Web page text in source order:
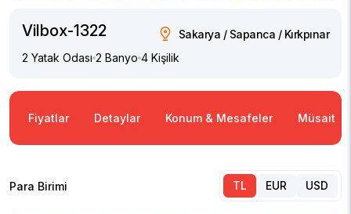
Vilbox-1322
Sakarya / Sapanca / Kırkpınar
2 Yatak Odası 2 Banyo 4 Kişilik
Fiyatlar Detaylar Konum & Mesafeler Müsaitlik
Para Birimi TL EUR USD